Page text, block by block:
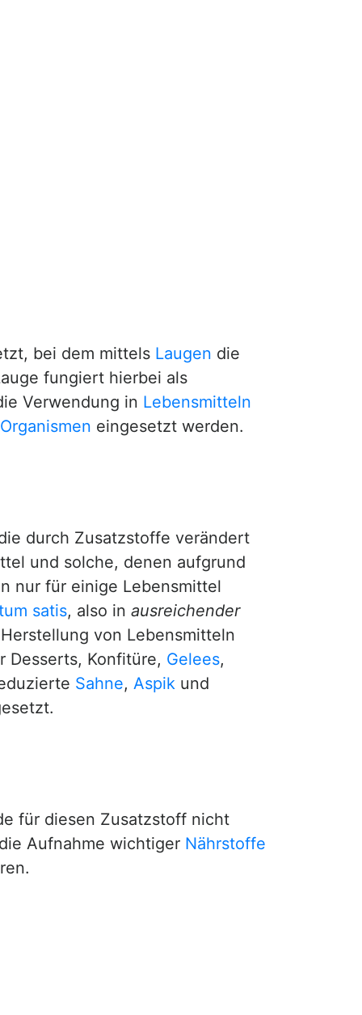
bei dem mittels Laugen die
fungiert hierbei als
Verwendung in Lebensmitteln
eingesetzt werden.
durch Zusatzstoffe verändert
und solche, denen aufgrund
nur für einige Lebensmittel
satis, also in ausreichender
von Lebensmitteln
Konfitüre, Gelees,
Sahne, Aspik und
für diesen Zusatzstoff nicht
Aufnahme wichtiger Nährstoffe